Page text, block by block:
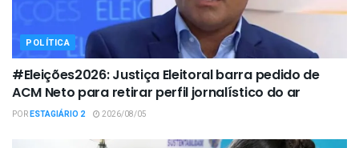
POLÍTICA
#Eleições2026: Justiça Eleitoral barra pedido de
ACM Neto para retirar perfil jornalístico do ar
PORESTAGIÁRIO 2 2026/08/05